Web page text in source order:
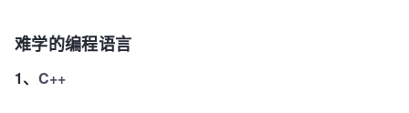
难学的编程语言
1、 C++